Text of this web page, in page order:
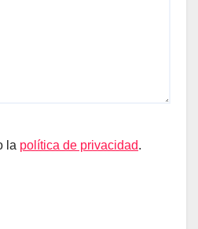
la política de privacidad.